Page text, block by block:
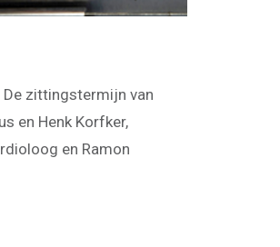
zittingstermijn van
en Henk Korfker,
en Ramon